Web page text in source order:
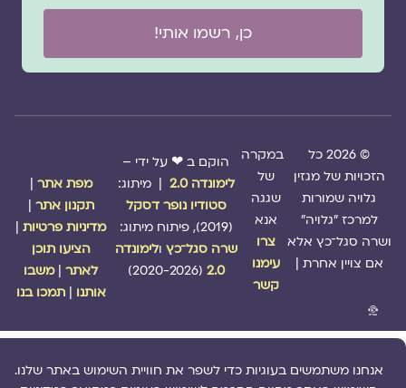
כן, רשמו אותי!
© 2026 כל
הזכויות של מגזין
גלויה שמורות
למרכז "גלויה"
ושרה סגל־כץ אלא
אם צויין אחרת |
במקרה
של
שגגה
אנא
צרו
עימנו
קשר
הוקם ב ❤ על ידי –
לימונדה 2.0
| מיתוג:
סטודיו נופר דסקל
שרה סגל־כץולימונדה
2.0
(2020-2026)
מפת אתר|
תקנון אתר|
מדיניות פרטיות|
הציעו תוכן
לאתר| משבו
אותנו| תמכו בנו